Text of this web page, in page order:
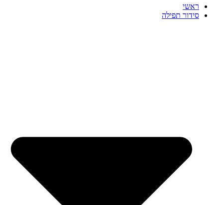
ראשי
סידור תפילה